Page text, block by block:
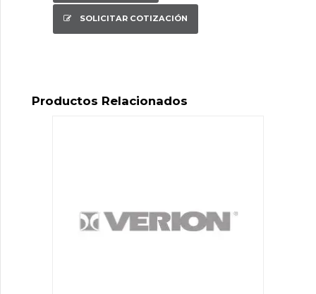
SOLICITAR COTIZACIÓN
Productos Relacionados